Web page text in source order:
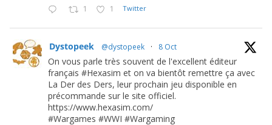
1 1 Twitter
Dystopeek @dystopeek · 8 Oct
On vous parle très souvent de l'excellent éditeur
français #Hexasim et on va bientôt remettre ça avec
La Der des Ders, leur prochain jeu disponible en
précommande sur le site officiel.
https://www.hexasim.com/
#Wargames #WWI #Wargaming